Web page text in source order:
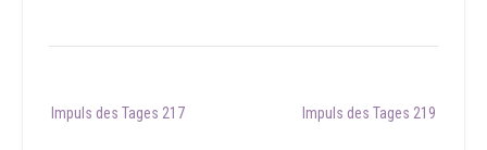
navigation
Impuls des Tages 217 Impuls des Tages 219